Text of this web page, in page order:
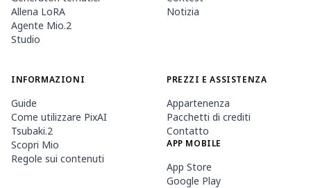
Allena LoRA
Agente Mio.2
Studio
Notizia
INFORMAZIONI
Guide
Come utilizzare PixAI
Tsubaki.2
Scopri Mio
Regole sui contenuti
PREZZI E ASSISTENZA
Appartenenza
Pacchetti di crediti
Contatto
APP MOBILE
App Store
Google Play